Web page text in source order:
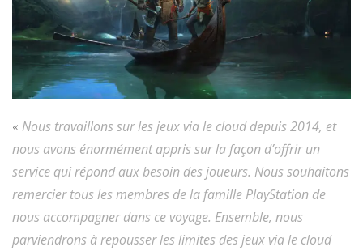
« Nous travaillons sur les jeux via le cloud depuis 2014, et
nous avons énormément appris sur la façon d’offrir un
service qui répond aux besoin des joueurs. Nous souhaitons
remercier tous les membres de la famille PlayStation de
nous accompagner dans ce voyage. Ensemble, nous
parviendrons à repousser les limites des jeux via le cloud